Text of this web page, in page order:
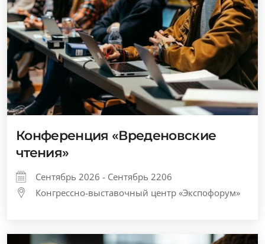
Конференция «Вреденовские
чтения»
Сентябрь 2026 - Сентябрь 2206
Конгрессно-выставочный центр «Экспофорум»